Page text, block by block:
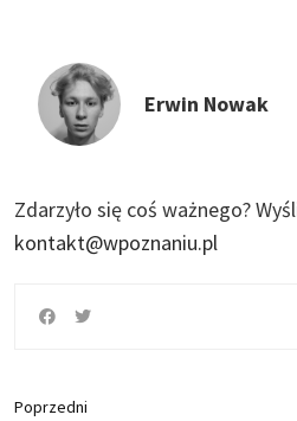
Erwin Nowak
Zdarzyło się coś ważnego?
kontakt@wpoznaniu.pl
Poprzedni